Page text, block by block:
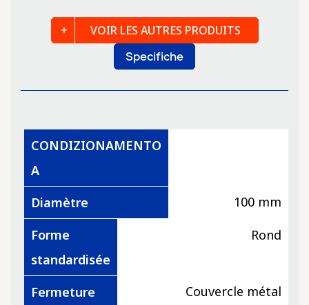
Specifiche
VOIR LES AUTRES PRODUITS
CONDIZIONAMENTO
A
Diamètre
100 mm
Forme
standardisée
Rond
Fermeture
Couvercle métal